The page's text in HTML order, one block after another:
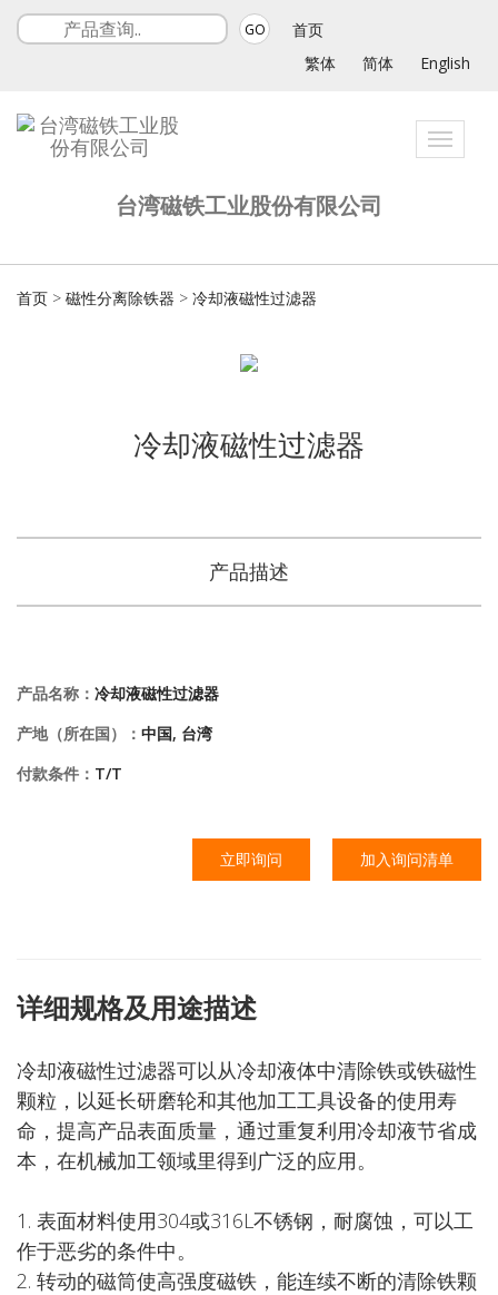
GO
首页
繁体
简体 English
Toggle
台湾磁铁工业股份有限公司
首页 > 磁性分离除铁器 > 冷却液磁性过滤器
冷却液磁性过滤器
产品描述
产品名称： 冷却液磁性过滤器
产地（所在国）： 中国, 台湾
付款条件： T/T
立即询问 加入询问清单
详细规格及用途描述
冷却液磁性过滤器可以从冷却液体中清除铁或铁磁性
颗粒，以延长研磨轮和其他加工工具设备的使用寿
命，提高产品表面质量，通过重复利用冷却液节省成
本，在机械加工领域里得到广泛的应用。
1. 表面材料使用304或316L不锈钢，耐腐蚀，可以工
作于恶劣的条件中。
2. 转动的磁筒使高强度磁铁，能连续不断的清除铁颗